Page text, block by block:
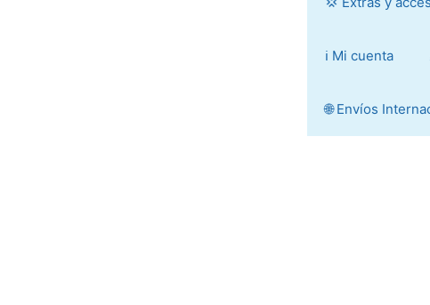
ℹ️ Mi cuenta
🌐 Envíos